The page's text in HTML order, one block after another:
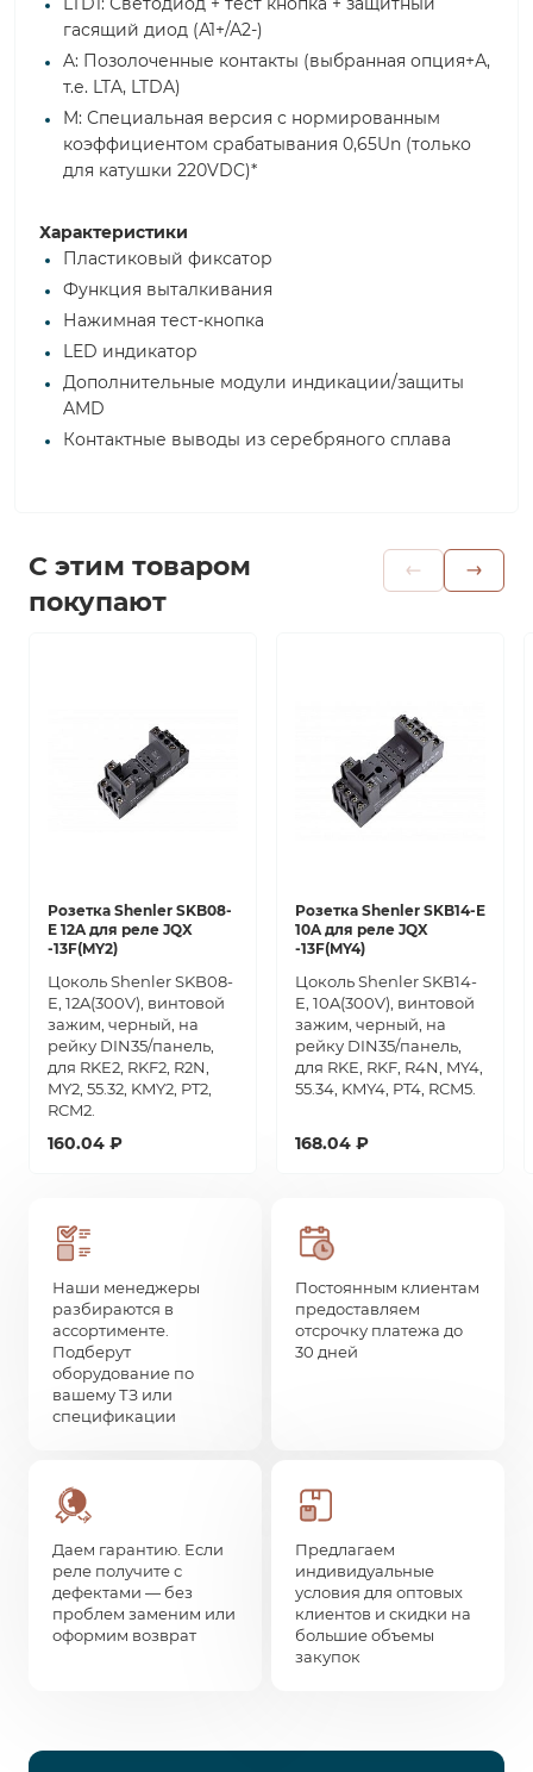
гасящий диод (А1+/А2-)
A: Позолоченные контакты (выбранная опция+А,
т.е. LTA, LTDA)
M: Специальная версия с нормированным
коэффициентом срабатывания 0,65Un (только
для катушки 220VDC)*
Характеристики
Пластиковый фиксатор
Функция выталкивания
Нажимная тест-кнопка
LED индикатор
Дополнительные модули индикации/защиты
AMD
Контактные выводы из серебряного сплава
С этим товаром
покупают
Розетка Shenler SKB08-
E 12A для реле JQX
-13F(MY2)
Цоколь Shenler SKB08-
E, 12A(300V), винтовой
зажим, черный, на
рейку DIN35/панель,
для RKE2, RKF2, R2N,
MY2, 55.32, KMY2, PT2,
RCM2.
160.04 ₽
Розетка Shenler SKB14-E
10A для реле JQX
-13F(MY4)
Цоколь Shenler SKB14-
E, 10A(300V), винтовой
зажим, черный, на
рейку DIN35/панель,
для RKE, RKF, R4N, MY4,
55.34, KMY4, PT4, RCM5.
168.04 ₽
Наши менеджеры
разбираются в
ассортименте.
Подберут
оборудование по
вашему ТЗ или
спецификации
Постоянным клиентам
предоставляем
отсрочку платежа до
30 дней
Даем гарантию. Если
реле получите с
дефектами — без
проблем заменим или
оформим возврат
Предлагаем
индивидуальные
условия для оптовых
клиентов и скидки на
большие объемы
закупок